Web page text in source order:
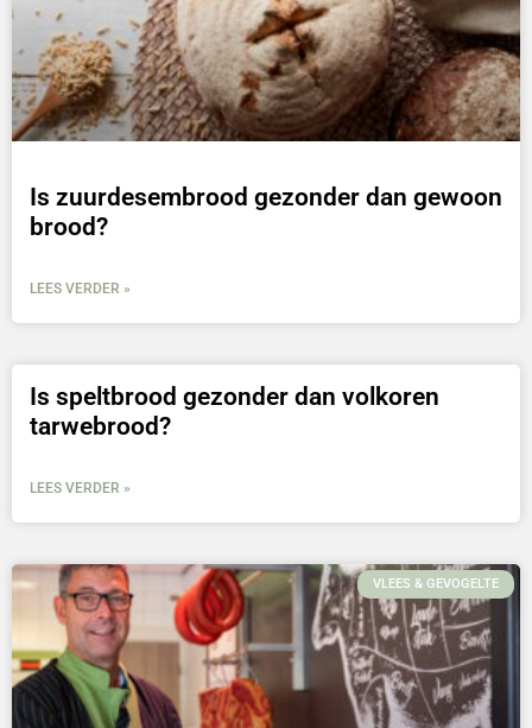
Is zuurdesembrood gezonder dan gewoon
brood?
LEES VERDER »
Is speltbrood gezonder dan volkoren
tarwebrood?
LEES VERDER »
VLEES & GEVOGELTE